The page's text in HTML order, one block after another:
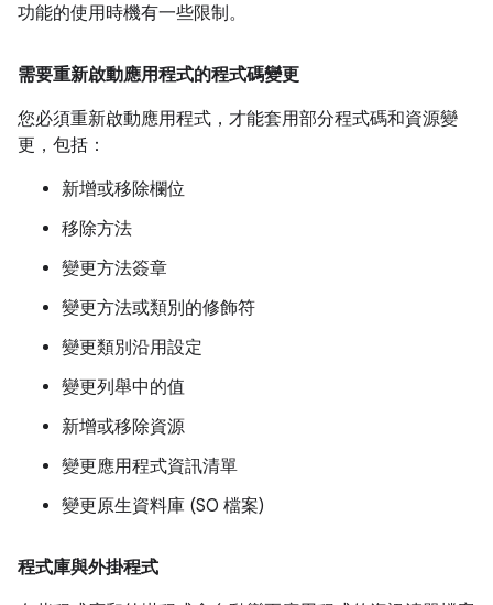
功能的使用時機有一些限制。
需要重新啟動應用程式的程式碼變更
您必須重新啟動應用程式，才能套用部分程式碼和資源變
更，包括：
新增或移除欄位
移除方法
變更方法簽章
變更方法或類別的修飾符
變更類別沿用設定
變更列舉中的值
新增或移除資源
變更應用程式資訊清單
變更原生資料庫 (SO 檔案)
程式庫與外掛程式